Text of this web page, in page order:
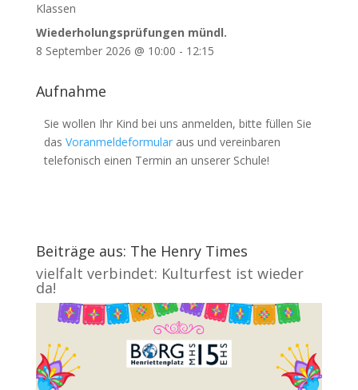
Klassen
Wiederholungsprüfungen mündl.
8 September 2026 @ 10:00 - 12:15
Aufnahme
Sie wollen Ihr Kind bei uns anmelden, bitte füllen Sie
das Voranmeldeformularaus und vereinbaren
telefonisch einen Termin an unserer Schule!
Beiträge aus: The Henry Times
vielfalt verbindet: Kulturfest ist wieder
da!